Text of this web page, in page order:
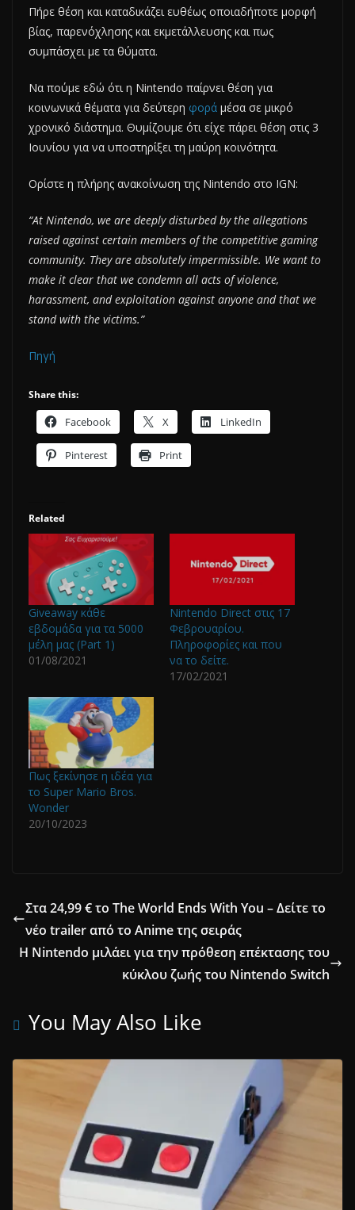
Πήρε θέση και καταδικάζει ευθέως οποιαδήποτε μορφή
βίας, παρενόχλησης και εκμετάλλευσης και πως
συμπάσχει με τα θύματα.
Να πούμε εδώ ότι η Nintendo παίρνει θέση για
κοινωνικά θέματα για δεύτερη φορά μέσα σε μικρό
χρονικό διάστημα. Θυμίζουμε ότι είχε πάρει θέση στις 3
Ιουνίου για να υποστηρίξει τη μαύρη κοινότητα.
Ορίστε η πλήρης ανακοίνωση της Nintendo στο IGN:
“At Nintendo, we are deeply disturbed by the allegations
raised against certain members of the competitive gaming
community. They are absolutely impermissible. We want to
make it clear that we condemn all acts of violence,
harassment, and exploitation against anyone and that we
stand with the victims.”
Πηγή
Share this:
Facebook X LinkedIn
Pinterest Print
Related
Giveaway κάθε
εβδομάδα για τα 5000
μέλη μας (Part 1)
01/08/2021
Nintendo Direct στις 17
Φεβρουαρίου.
Πληροφορίες και που
να το δείτε.
17/02/2021
Πως ξεκίνησε η ιδέα για
το Super Mario Bros.
Wonder
20/10/2023
Στα 24,99 € το The World Ends With You – Δείτε το
νέο trailer από το Anime της σειράς
Η Nintendo μιλάει για την πρόθεση επέκτασης του
κύκλου ζωής του Nintendo Switch
You May Also Like